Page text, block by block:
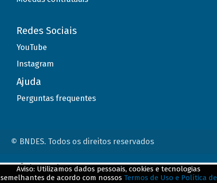
Redes Sociais
YouTube
Instagram
Ajuda
Perguntas frequentes
© BNDES. Todos os direitos reservados
Aviso: Utilizamos dados pessoais, cookies e tecnologias
semelhantes de acordo com nossos Termos de Uso e Política de
ConteÃºdo complementar